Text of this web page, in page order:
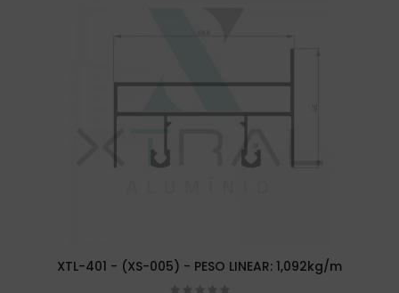
XTL-401 - (XS-005) - PESO LINEAR: 1,092kg/m